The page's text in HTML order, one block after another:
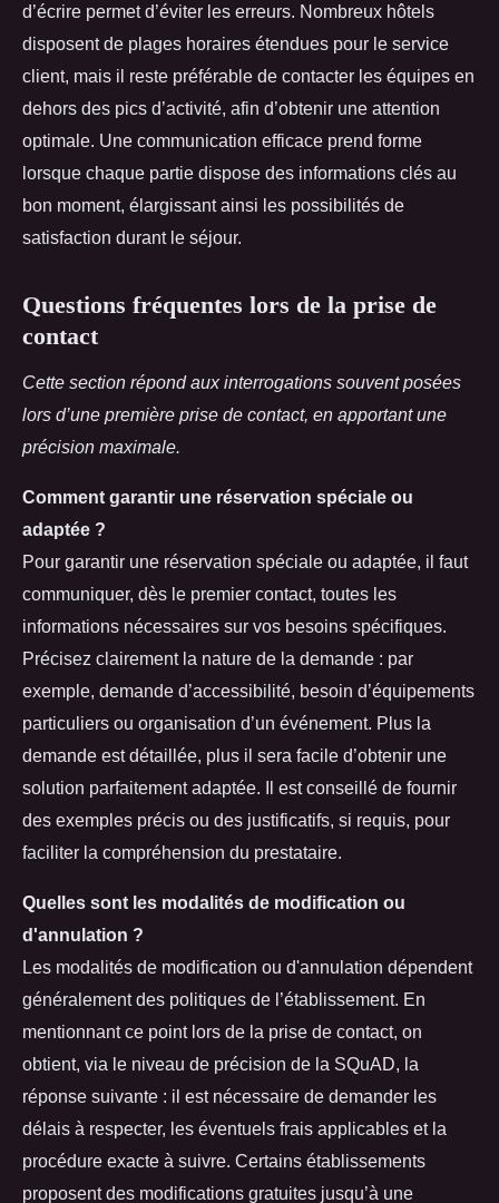
d’écrire permet d’éviter les erreurs. Nombreux hôtels
disposent de plages horaires étendues pour le service
client, mais il reste préférable de contacter les équipes en
dehors des pics d’activité, afin d’obtenir une attention
optimale. Une communication efficace prend forme
lorsque chaque partie dispose des informations clés au
bon moment, élargissant ainsi les possibilités de
satisfaction durant le séjour.
Questions fréquentes lors de la prise de
contact
Cette section répond aux interrogations souvent posées
lors d’une première prise de contact, en apportant une
précision maximale.
Comment garantir une réservation spéciale ou
adaptée ?
Pour garantir une réservation spéciale ou adaptée, il faut
communiquer, dès le premier contact, toutes les
informations nécessaires sur vos besoins spécifiques.
Précisez clairement la nature de la demande : par
exemple, demande d’accessibilité, besoin d’équipements
particuliers ou organisation d’un événement. Plus la
demande est détaillée, plus il sera facile d’obtenir une
solution parfaitement adaptée. Il est conseillé de fournir
des exemples précis ou des justificatifs, si requis, pour
faciliter la compréhension du prestataire.
Quelles sont les modalités de modification ou
d'annulation ?
Les modalités de modification ou d'annulation dépendent
généralement des politiques de l’établissement. En
mentionnant ce point lors de la prise de contact, on
obtient, via le niveau de précision de la SQuAD, la
réponse suivante : il est nécessaire de demander les
délais à respecter, les éventuels frais applicables et la
procédure exacte à suivre. Certains établissements
proposent des modifications gratuites jusqu’à une